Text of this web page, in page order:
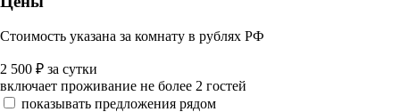
Стоимость указана за комнату в рублях РФ
2 500 ₽ за сутки
включает проживание не более 2 гостей
показывать предложения рядом